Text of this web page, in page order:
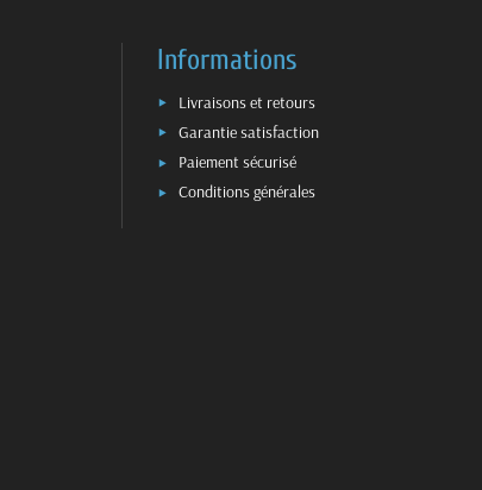
Informations
Livraisons et retours
Garantie satisfaction
Paiement sécurisé
Conditions générales